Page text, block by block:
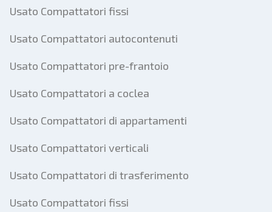
Usato Compattatori fissi
Usato Compattatori autocontenuti
Usato Compattatori pre-frantoio
Usato Compattatori a coclea
Usato Compattatori di appartamenti
Usato Compattatori verticali
Usato Compattatori di trasferimento
Usato Compattatori fissi